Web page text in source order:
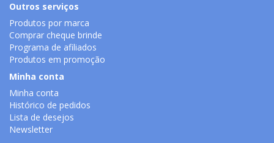
Outros serviços
Produtos por marca
Comprar cheque brinde
Programa de afiliados
Produtos em promoção
Minha conta
Minha conta
Histórico de pedidos
Lista de desejos
Newsletter